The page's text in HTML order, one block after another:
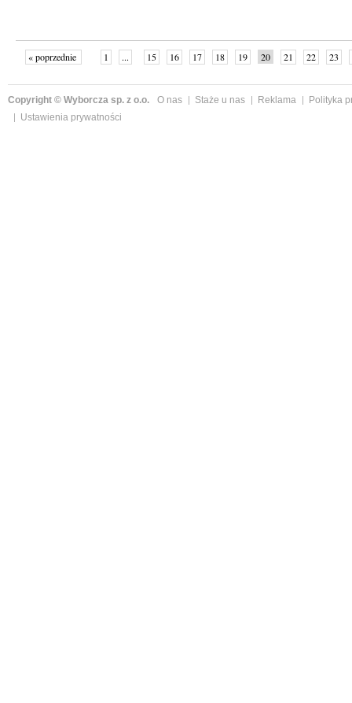
« poprzednie 1 ... 15 16 17 18 19 20 21 22 23
Copyright © Wyborcza sp. z o.o. O nas Staże u nas Reklama
Polityka
Ustawienia prywatności